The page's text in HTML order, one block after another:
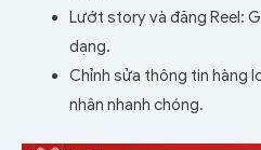
Lướt story và đăng Reel:
dạng.
Chỉnh sửa thông tin hàng
nhân nhanh chóng.